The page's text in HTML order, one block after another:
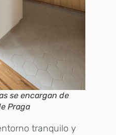
se encargan de
Praga
tranquilo y